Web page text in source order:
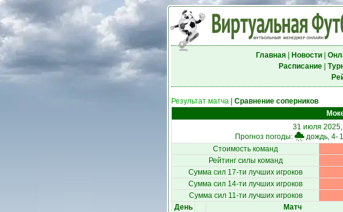
Главная| Новости|
Расписание|
Результат матча
Сравнение соперников
31 июля
Прогноз погоды:
дождь, 4-
Стоимость команд
Рейтинг силы команд
Сумма сил 17-ти лучших игроков
Сумма сил 14-ти лучших игроков
Сумма сил 11-ти лучших игроков
День
Матч